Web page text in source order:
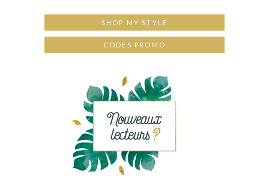
SHOP MY STYLE
CODES PROMO